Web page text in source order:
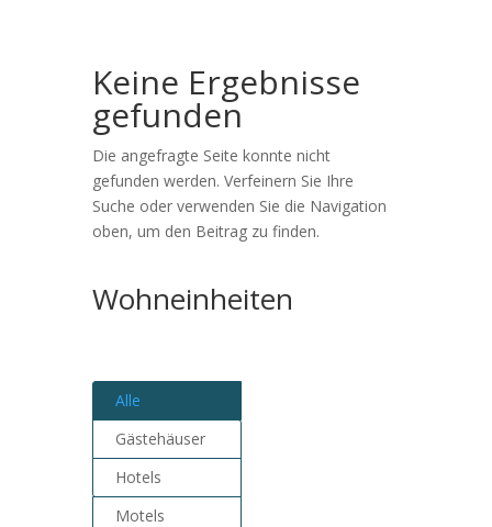
Keine Ergebnisse
gefunden
Die angefragte Seite konnte nicht
gefunden werden. Verfeinern Sie Ihre
Suche oder verwenden Sie die Navigation
oben, um den Beitrag zu finden.
Wohneinheiten
Alle
Gästehäuser
Hotels
Motels